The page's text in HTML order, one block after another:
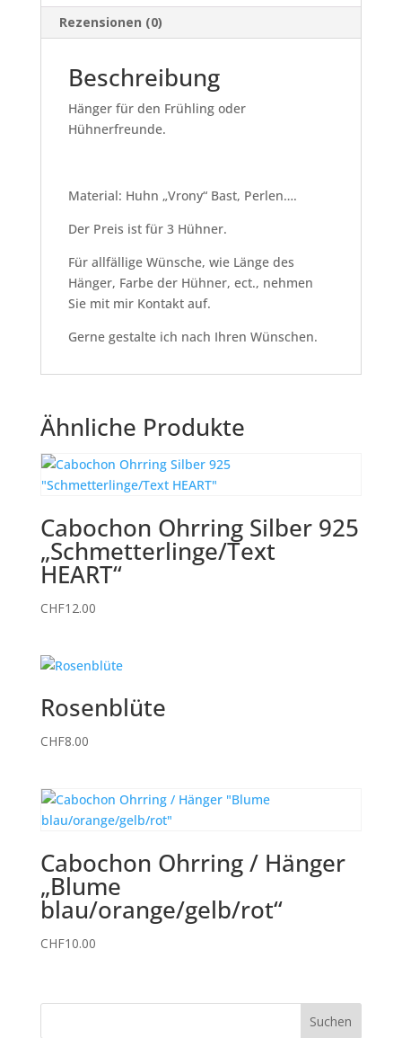
Rezensionen (0)
Beschreibung
Hänger für den Frühling oder
Hühnerfreunde.
Material: Huhn „Vrony“ Bast, Perlen….
Der Preis ist für 3 Hühner.
Für allfällige Wünsche, wie Länge des
Hänger, Farbe der Hühner, ect., nehmen
Sie mit mir Kontakt auf.
Gerne gestalte ich nach Ihren Wünschen.
Ähnliche Produkte
Cabochon Ohrring Silber 925
„Schmetterlinge/Text
HEART“
CHF12.00
Rosenblüte
CHF8.00
Cabochon Ohrring / Hänger
„Blume
blau/orange/gelb/rot“
CHF10.00